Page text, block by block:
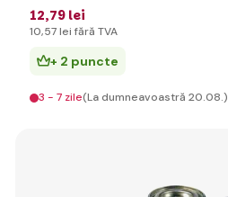
12,79 lei
10,57 lei fără TVA
+ 2 puncte
3 - 7 zile(La dumneavoastră 20.08.)